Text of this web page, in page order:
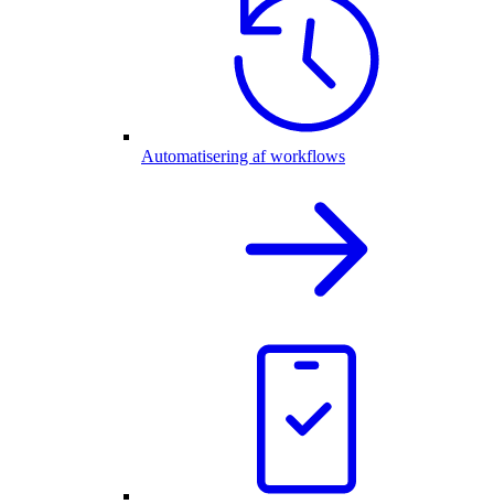
Automatisering af workflows